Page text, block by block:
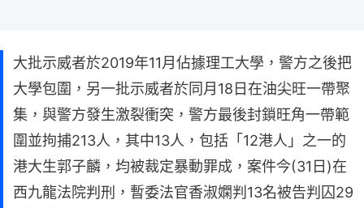
大批示威者於2019年11月佔據理工大學，警方之後把
大學包圍，另一批示威者於同月18日在油尖旺一帶聚
集，與警方發生激裂衝突，警方最後封鎖旺角一帶範
圍並拘捕213人，其中13人，包括「12港人」之一的
港大生郭子麟，均被裁定暴動罪成，案件今(31日)在
西九龍法院判刑，暫委法官香淑嫻判13名被告判囚29